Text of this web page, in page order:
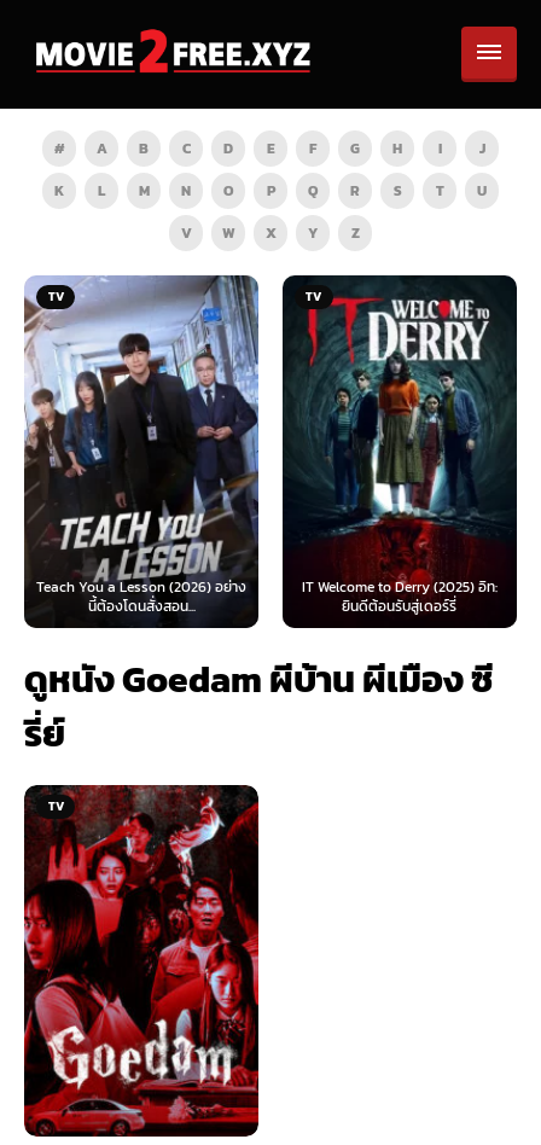
# A B C D E F G H I
J
K
L M N O P Q R S T
U
V
W X Y Z
(2026) อย่าง
TV
IT Welcome to Derry (2025) อิท:
ยินดีต้อนรับสู่เดอร์รี่
Beyond Sasquatch
ดูหนัง Goedam ผีบ้าน ผีเมือง ซี
รี่ย์
TV